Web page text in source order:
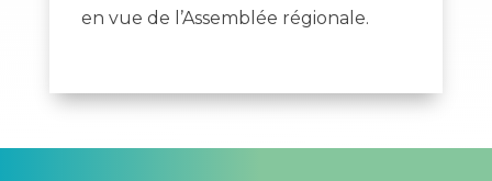
en vue de l’Assemblée régionale.